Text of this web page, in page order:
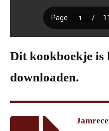
Dit kookboekje is
downloaden.